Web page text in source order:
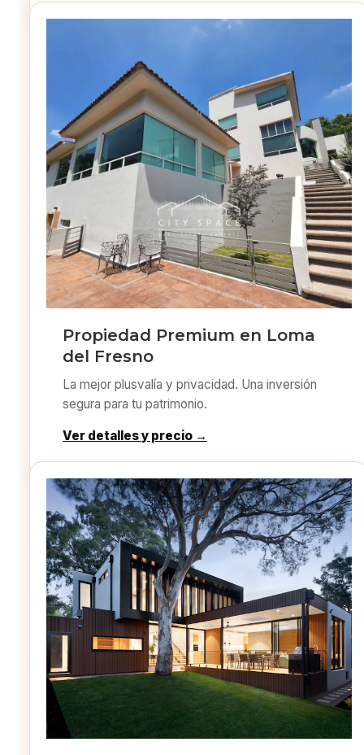
Propiedad Premium en Loma
del Fresno
La mejor plusvalía y privacidad. Una inversión
segura para tu patrimonio.
Ver detalles y precio →